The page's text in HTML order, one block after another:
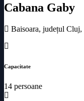
Cabana Gaby
Baisoara, județul
Capacitate
14 persoane